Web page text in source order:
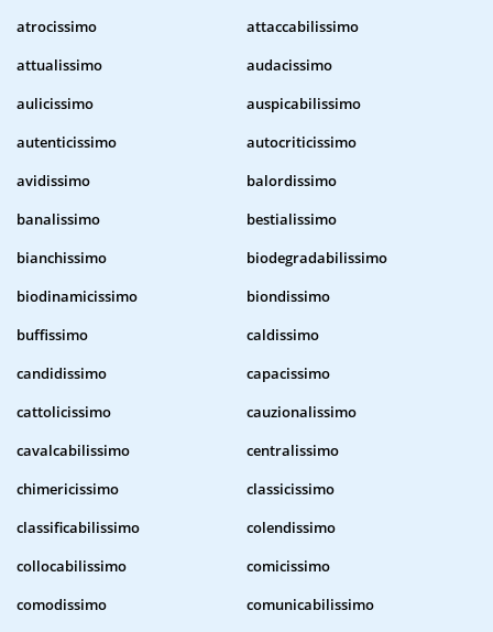
atrocissimo
attaccabilissimo
attualissimo
audacissimo
aulicissimo
auspicabilissimo
autenticissimo
autocriticissimo
avidissimo
balordissimo
banalissimo
bestialissimo
bianchissimo
biodegradabilissimo
biodinamicissimo
biondissimo
buffissimo
caldissimo
candidissimo
capacissimo
cattolicissimo
cauzionalissimo
cavalcabilissimo
centralissimo
chimericissimo
classicissimo
classificabilissimo
colendissimo
collocabilissimo
comicissimo
comodissimo
comunicabilissimo